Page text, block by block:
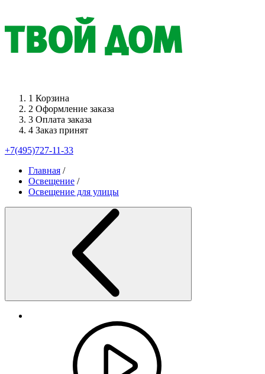
1 Корзина
2 Оформление заказа
3 Оплата заказа
4 Заказ принят
+7(495)727-11-33
Главная /
Освещение /
Освещение для улицы